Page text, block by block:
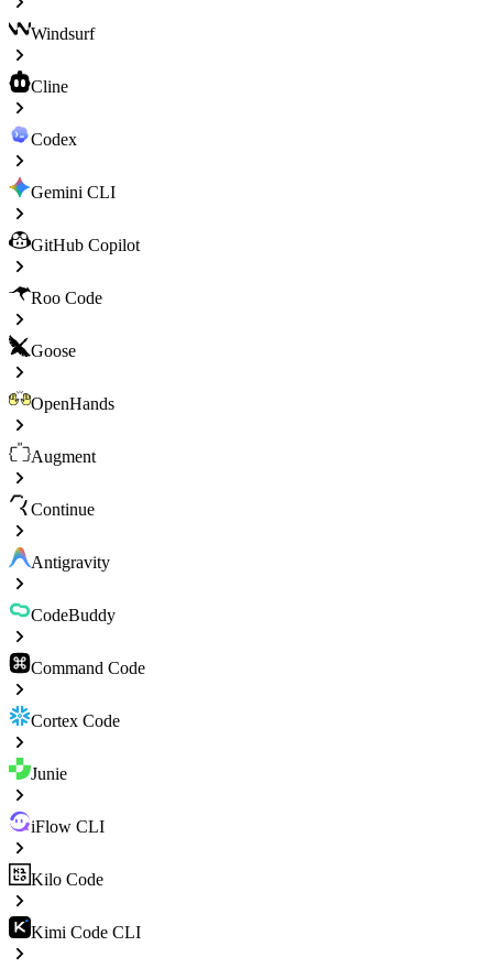
Windsurf
Cline
Codex
Gemini CLI
GitHub Copilot
Roo Code
Goose
OpenHands
Augment
Continue
Antigravity
CodeBuddy
Command Code
Cortex Code
Junie
iFlow CLI
Kilo Code
Kimi Code CLI